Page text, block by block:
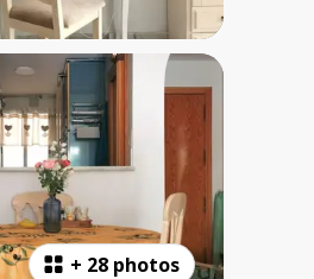
+ 28 photos